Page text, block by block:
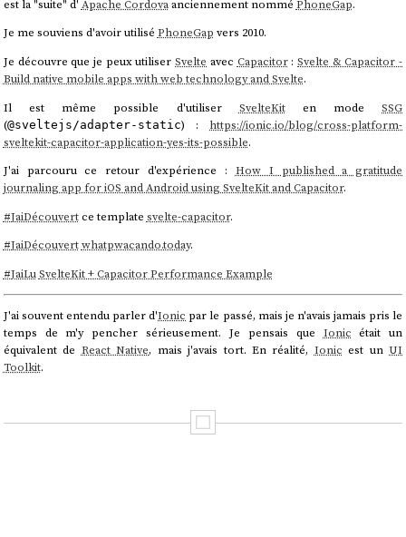
est la "suite" d' Apache Cordovaanciennement nommé PhoneGap.
Je me souviens d'avoir utilisé PhoneGap vers 2010.
Je découvre que je peux utiliserSvelte avec Capacitor:Svelte & Capacitor -
Build native mobile apps with web technology and Svelte.
Il est même possible d'utiliser SvelteKiten modeSSG
(@sveltejs/adapter-static) : https://ionic.io/blog/cross-platform-
sveltekit-capacitor-application-yes-its-possible.
J'ai parcouru ce retour d'expérience : How I published a gratitude
journaling app for iOS and Android using SvelteKit and Capacitor.
#JaiDécouvertce template svelte-capacitor.
#JaiDécouvertwhatpwacando.today.
#JaiLuSvelteKit + Capacitor Performance Example
J'ai souvent entendu parler d'Ionic par le passé, mais je n'avais jamais pris le
temps de m'y pencher sérieusement. Je pensais que Ionic était un
équivalent de React Native, mais j'avais tort. En réalité, Ionic est unUI
Toolkit.